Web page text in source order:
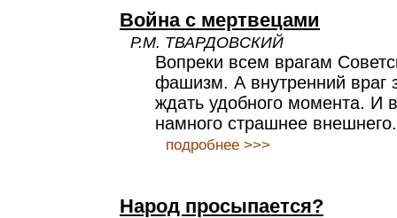
Война с мертвецами
Р.М. ТВАРДОВСКИЙ
Вопреки всем врагам
фашизм. А внутренний враг
ждать удобного момента. И
намного страшнее внешнего.
подробнее >>>
Народ просыпается?